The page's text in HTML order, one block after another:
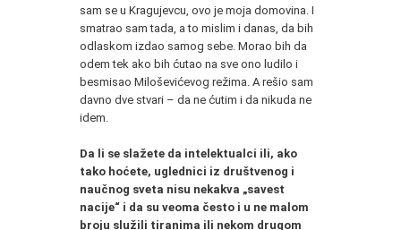
sam se u Kragujevcu, ovo je moja domovina. I
smatrao sam tada, a to mislim i danas, da bih
odlaskom izdao samog sebe. Morao bih da
odem tek ako bih ćutao na sve ono ludilo i
besmisao Miloševićevog režima. A rešio sam
davno dve stvari – da ne ćutim i da nikuda ne
idem.
Da li se slažete da intelektualci ili, ako
tako hoćete, uglednici iz društvenog i
naučnog sveta nisu nekakva „savest
nacije“ i da su veoma često i u ne malom
broju služili tiranima ili nekom drugom